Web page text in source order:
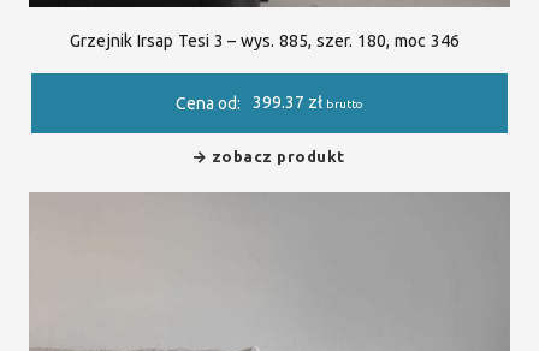
Grzejnik Irsap Tesi 3 – wys. 885, szer. 180, moc 346
Cena od: 399.37 zł brutto
zobacz produkt